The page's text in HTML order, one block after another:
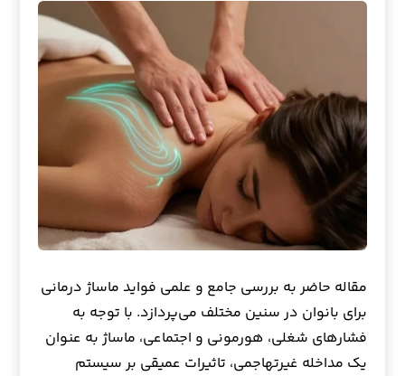
مقاله حاضر به بررسی جامع و علمی فواید ماساژ درمانی
برای بانوان در سنین مختلف می‌پردازد. با توجه به
فشارهای شغلی، هورمونی و اجتماعی، ماساژ به عنوان
یک مداخله غیرتهاجمی، تاثیرات عمیقی بر سیستم